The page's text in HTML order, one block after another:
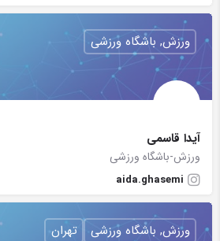
آیدا قاسمی
ورزش-باشگاه ورزشی
aida.ghasemi
ورزش, باشگاه ورزشی
ورزش, باشگاه ورزشی تهران